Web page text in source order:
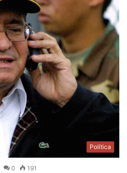
Política
0 191